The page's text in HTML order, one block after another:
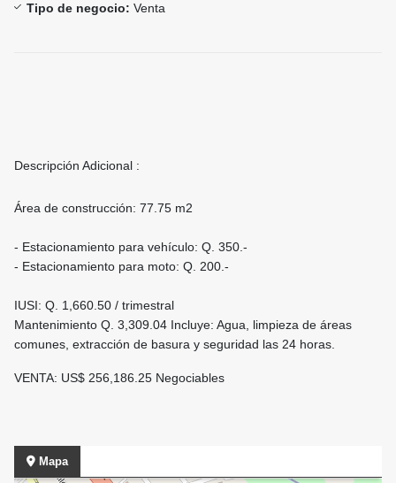
Tipo de negocio: Venta
Descripción Adicional :
Área de construcción: 77.75 m2
- Estacionamiento para vehículo: Q. 350.-
- Estacionamiento para moto: Q. 200.-
IUSI: Q. 1,660.50 / trimestral
Mantenimiento Q. 3,309.04 Incluye: Agua, limpieza de áreas
comunes, extracción de basura y seguridad las 24 horas.
VENTA: US$ 256,186.25 Negociables
Mapa